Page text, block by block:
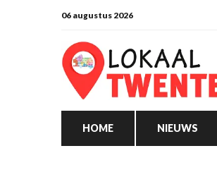
06 augustus 2026
HOME NIEUWS